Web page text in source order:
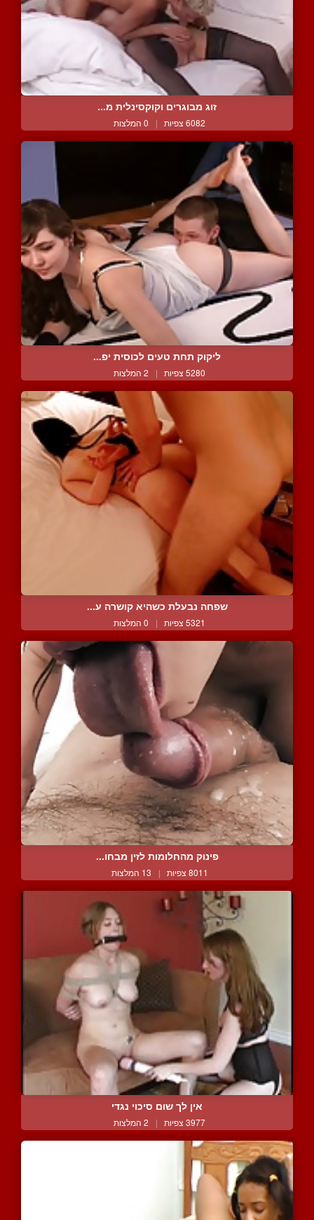
זוג מבוגרים וקוקסינלית מ...
6082 צפיות | 0 המלצות
ליקוק תחת טעים לכוסית יפ...
5280 צפיות | 2 המלצות
שפחה נבעלת כשהיא קושרה ע...
5321 צפיות | 0 המלצות
פינוק מהחלומות לזין מבחו...
8011 צפיות | 13 המלצות
אין לך שום סיכוי נגדי
3977 צפיות | 2 המלצות